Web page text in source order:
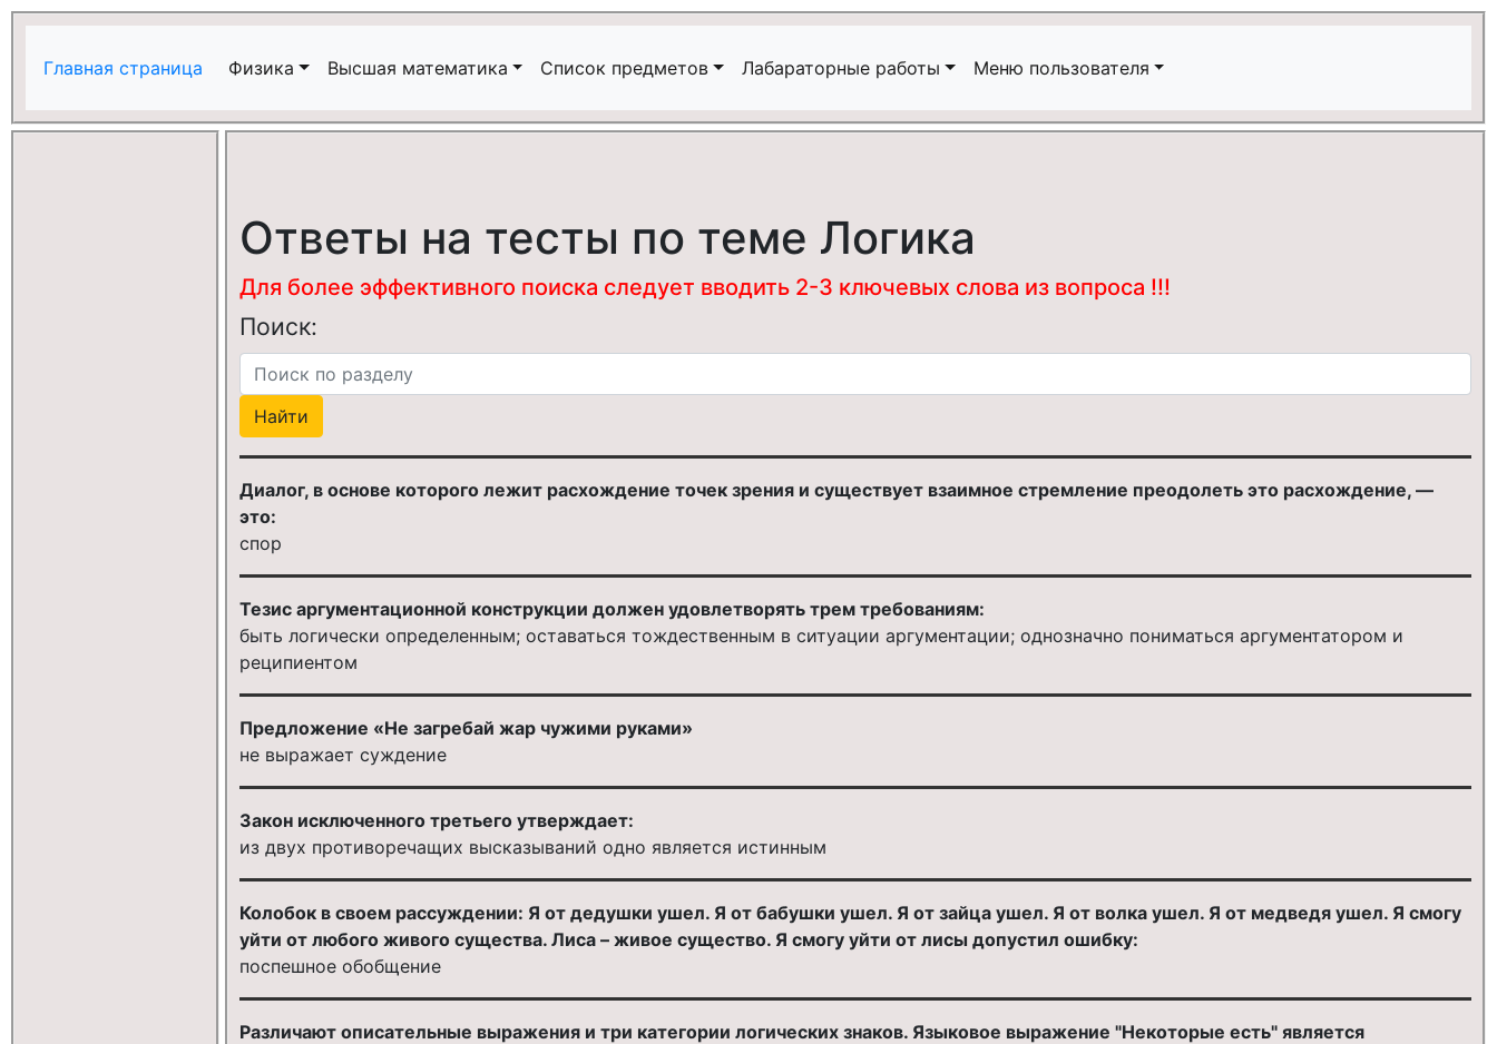
Главная страница Физика Высшая математика Список предметов Лабараторные работы Меню пользователя
Ответы на тесты по теме Логика
Для более эффективного поиска следует вводить 2-3 ключевых слова из вопроса !!!
Поиск:
Диалог, в основе которого лежит расхождение точек зрения и существует взаимное стремление преодолеть это расхождение, —
это:
спор
Тезис аргументационной конструкции должен удовлетворять трем требованиям:
быть логически определенным; оставаться тождественным в ситуации аргументации; однозначно пониматься аргументатором и
реципиентом
Предложение «Не загребай жар чужими руками»
не выражает суждение
Закон исключенного третьего утверждает:
из двух противоречащих высказываний одно является истинным
Колобок в своем рассуждении: Я от дедушки ушел. Я от бабушки ушел. Я от зайца ушел. Я от волка ушел. Я от медведя ушел. Я смогу
уйти от любого живого существа. Лиса – живое существо. Я смогу уйти от лисы допустил ошибку:
поспешное обобщение
Различают описательные выражения и три категории логических знаков. Языковое выражение "Некоторые есть" является